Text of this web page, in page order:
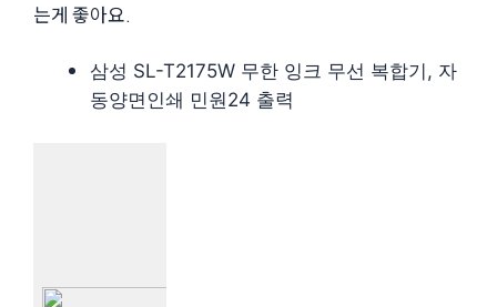
는게 좋아요.
삼성 SL-T2175W 무한 잉크 무선 복합기, 자
동양면인쇄 민원24 출력